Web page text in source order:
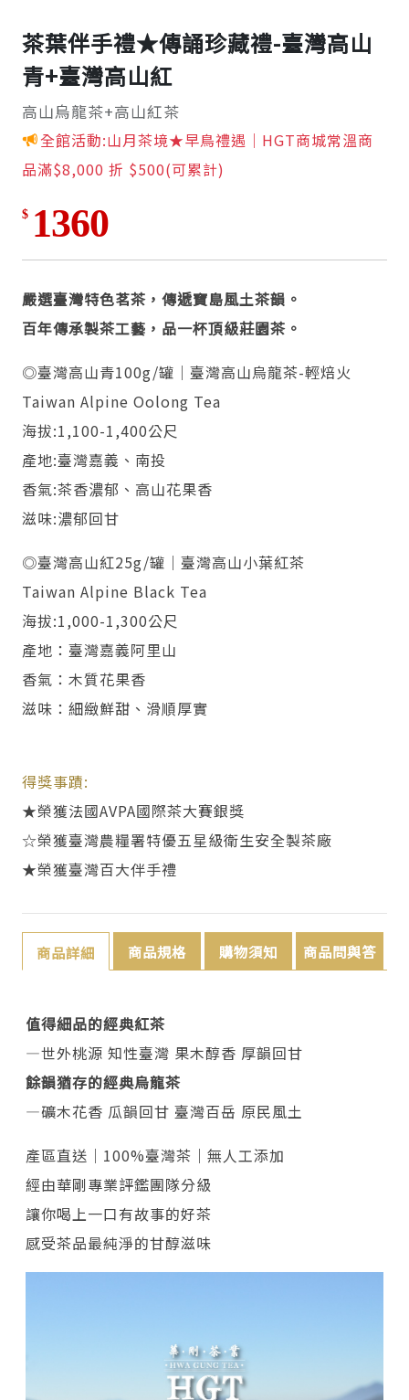
茶葉伴手禮★傳誦珍藏禮-臺灣高山
青+臺灣高山紅
高山烏龍茶+高山紅茶
全館活動:山月茶境★早鳥禮遇｜HGT商城常溫商
品滿$8,000 折 $500(可累計)
$ 1360
嚴選臺灣特色茗茶，傳遞寶島風土茶韻。
百年傳承製茶工藝，品一杯頂級莊園茶。
◎臺灣高山青100g/罐｜臺灣高山烏龍茶-輕焙火
Taiwan Alpine Oolong Tea
海拔:1,100-1,400公尺
產地:臺灣嘉義、南投
香氣:茶香濃郁、高山花果香
滋味:濃郁回甘
◎臺灣高山紅25g/罐｜臺灣高山小葉紅茶
Taiwan Alpine Black Tea
海拔:1,000-1,300公尺
產地：臺灣嘉義阿里山
香氣：木質花果香
滋味：細緻鮮甜、滑順厚實
得獎事蹟:
★榮獲法國AVPA國際茶大賽銀獎
☆榮獲臺灣農糧署特優五星級衛生安全製茶廠
★榮獲臺灣百大伴手禮
商品詳細 商品規格 購物須知 商品問與答
值得細品的經典紅茶
—世外桃源 知性臺灣 果木醇香 厚韻回甘
餘韻猶存的經典烏龍茶
—礦木花香 瓜韻回甘 臺灣百岳 原民風土
產區直送｜100%臺灣茶｜無人工添加
經由華剛專業評鑑團隊分級
讓你喝上一口有故事的好茶
感受茶品最純淨的甘醇滋味